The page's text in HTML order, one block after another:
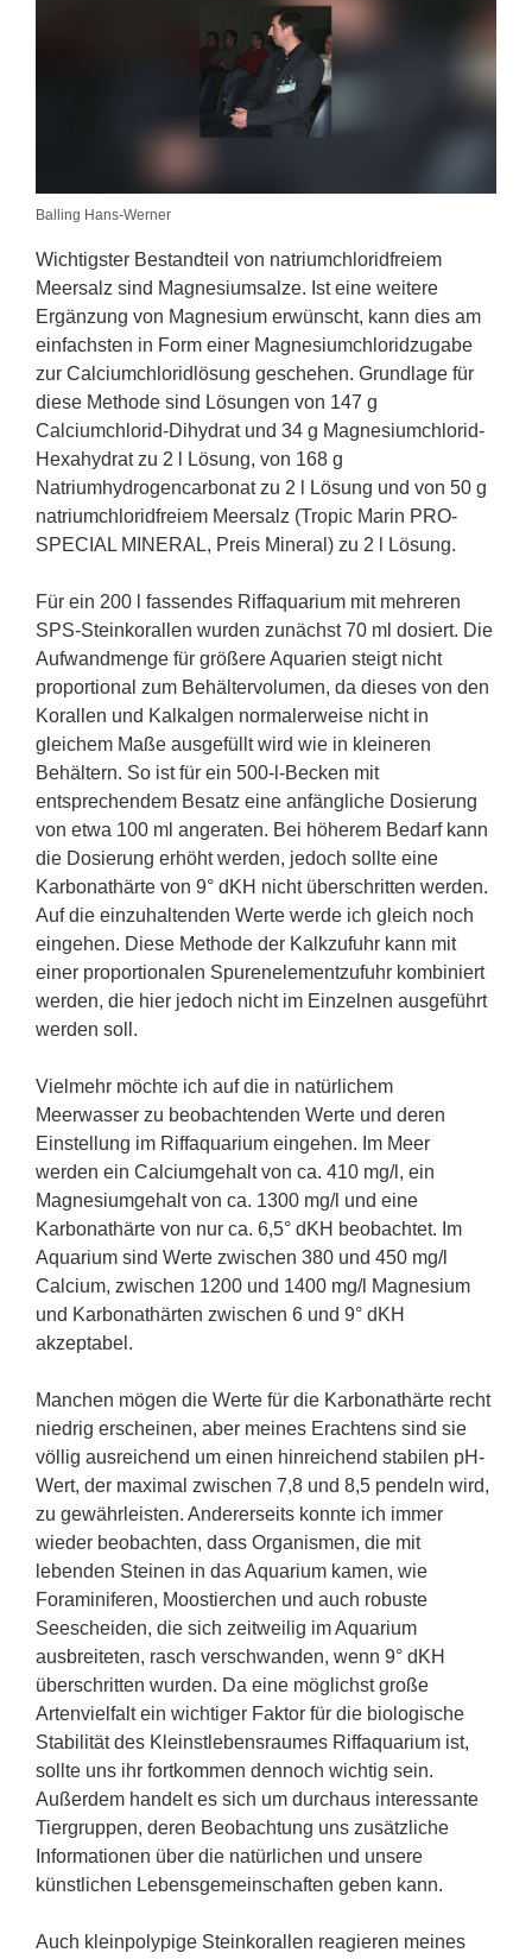
Balling Hans-Werner
Wichtigster Bestandteil von natriumchloridfreiem
Meersalz sind Magnesiumsalze. Ist eine weitere
Ergänzung von Magnesium erwünscht, kann dies am
einfachsten in Form einer Magnesiumchloridzugabe
zur Calciumchloridlösung geschehen. Grundlage für
diese Methode sind Lösungen von 147 g
Calciumchlorid-Dihydrat und 34 g Magnesiumchlorid-
Hexahydrat zu 2 l Lösung, von 168 g
Natriumhydrogencarbonat zu 2 l Lösung und von 50 g
natriumchloridfreiem Meersalz (Tropic Marin PRO-
SPECIAL MINERAL, Preis Mineral) zu 2 l Lösung.
Für ein 200 l fassendes Riffaquarium mit mehreren
SPS-Steinkorallen wurden zunächst 70 ml dosiert. Die
Aufwandmenge für größere Aquarien steigt nicht
proportional zum Behältervolumen, da dieses von den
Korallen und Kalkalgen normalerweise nicht in
gleichem Maße ausgefüllt wird wie in kleineren
Behältern. So ist für ein 500-l-Becken mit
entsprechendem Besatz eine anfängliche Dosierung
von etwa 100 ml angeraten. Bei höherem Bedarf kann
die Dosierung erhöht werden, jedoch sollte eine
Karbonathärte von 9° dKH nicht überschritten werden.
Auf die einzuhaltenden Werte werde ich gleich noch
eingehen. Diese Methode der Kalkzufuhr kann mit
einer proportionalen Spurenelementzufuhr kombiniert
werden, die hier jedoch nicht im Einzelnen ausgeführt
werden soll.
Vielmehr möchte ich auf die in natürlichem
Meerwasser zu beobachtenden Werte und deren
Einstellung im Riffaquarium eingehen. Im Meer
werden ein Calciumgehalt von ca. 410 mg/l, ein
Magnesiumgehalt von ca. 1300 mg/l und eine
Karbonathärte von nur ca. 6,5° dKH beobachtet. Im
Aquarium sind Werte zwischen 380 und 450 mg/l
Calcium, zwischen 1200 und 1400 mg/l Magnesium
und Karbonathärten zwischen 6 und 9° dKH
akzeptabel.
Manchen mögen die Werte für die Karbonathärte recht
niedrig erscheinen, aber meines Erachtens sind sie
völlig ausreichend um einen hinreichend stabilen pH-
Wert, der maximal zwischen 7,8 und 8,5 pendeln wird,
zu gewährleisten. Andererseits konnte ich immer
wieder beobachten, dass Organismen, die mit
lebenden Steinen in das Aquarium kamen, wie
Foraminiferen, Moostierchen und auch robuste
Seescheiden, die sich zeitweilig im Aquarium
ausbreiteten, rasch verschwanden, wenn 9° dKH
überschritten wurden. Da eine möglichst große
Artenvielfalt ein wichtiger Faktor für die biologische
Stabilität des Kleinstlebensraumes Riffaquarium ist,
sollte uns ihr fortkommen dennoch wichtig sein.
Außerdem handelt es sich um durchaus interessante
Tiergruppen, deren Beobachtung uns zusätzliche
Informationen über die natürlichen und unsere
künstlichen Lebensgemeinschaften geben kann.
Auch kleinpolypige Steinkorallen reagieren meines